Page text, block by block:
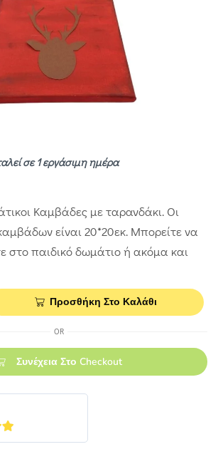
σε 1 εργάσιμη ημέρα
Καμβάδες με ταρανδάκι. Οι
είναι 20*20εκ. Μπορείτε να
στο παιδικό δωμάτιο ή ακόμα και
Προσθήκη Στο Καλάθι
OR
Συνέχεια Στο Checkout